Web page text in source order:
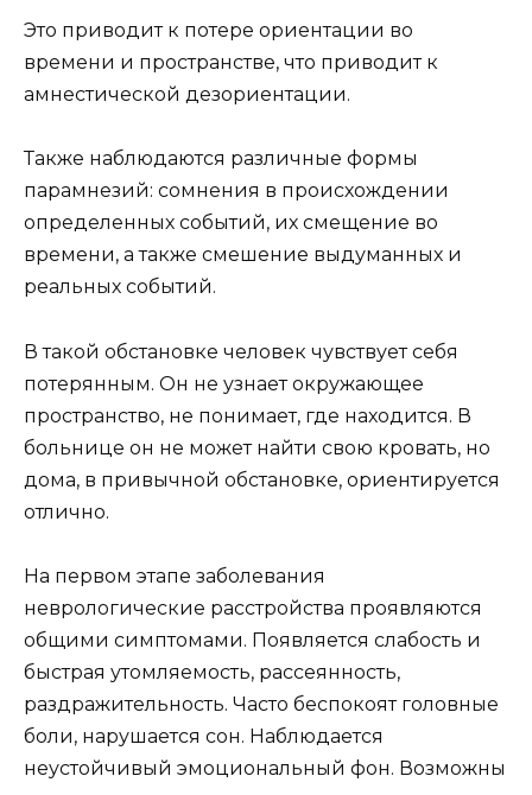
Это приводит к потере ориентации во
времени и пространстве, что приводит к
амнестической дезориентации.
Также наблюдаются различные формы
парамнезий: сомнения в происхождении
определенных событий, их смещение во
времени, а также смешение выдуманных и
реальных событий.
В такой обстановке человек чувствует себя
потерянным. Он не узнает окружающее
пространство, не понимает, где находится. В
больнице он не может найти свою кровать, но
дома, в привычной обстановке, ориентируется
отлично.
На первом этапе заболевания
неврологические расстройства проявляются
общими симптомами. Появляется слабость и
быстрая утомляемость, рассеянность,
раздражительность. Часто беспокоят головные
боли, нарушается сон. Наблюдается
неустойчивый эмоциональный фон. Возможны